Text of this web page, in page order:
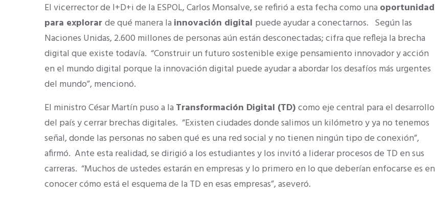
El vicerrector de I+D+i de la ESPOL, Carlos Monsalve, se refirió a esta fecha como una oportunidad
para explorarde qué manera la innovación digital puede ayudar a conectarnos. Según las
Naciones Unidas, 2.600 millones de personas aún están desconectadas; cifra que refleja la brecha
digital que existe todavía. “Construir un futuro sostenible exige pensamiento innovador y acción
en el mundo digital porque la innovación digital puede ayudar a abordar los desafíos más urgentes
del mundo”, mencionó.
El ministro César Martín puso a la Transformación Digital (TD)como eje central para el desarrollo
del país y cerrar brechas digitales. “Existen ciudades donde salimos un kilómetro y ya no tenemos
señal, donde las personas no saben qué es una red social y no tienen ningún tipo de conexión”,
afirmó. Ante esta realidad, se dirigió a los estudiantes y los invitó a liderar procesos de TD en sus
carreras. “Muchos de ustedes estarán en empresas y lo primero en lo que deberían enfocarse es en
conocer cómo está el esquema de la TD en esas empresas”, aseveró.